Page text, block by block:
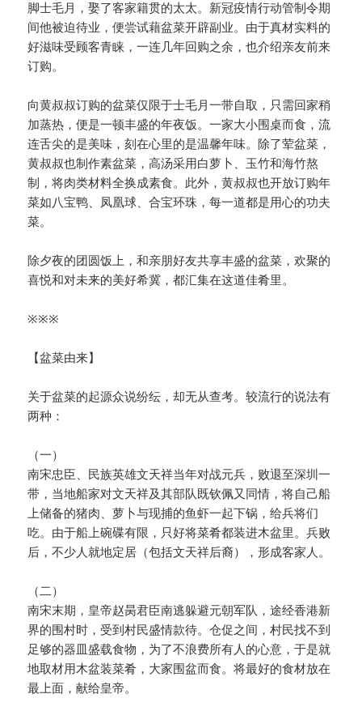
脚士毛月，娶了客家籍贯的太太。新冠疫情行动管制令期
间他被迫待业，便尝试藉盆菜开辟副业。由于真材实料的
好滋味受顾客青睐，一连几年回购之余，也介绍亲友前来
订购。
向黄叔叔订购的盆菜仅限于士毛月一带自取，只需回家稍
加蒸热，便是一顿丰盛的年夜饭。一家大小围桌而食，流
连舌尖的是美味，刻在心里的是温馨年味。除了荤盆菜，
黄叔叔也制作素盆菜，高汤采用白萝卜、玉竹和海竹熬
制，将肉类材料全换成素食。此外，黄叔叔也开放订购年
菜如八宝鸭、凤凰球、合宝环珠，每一道都是用心的功夫
菜。
除夕夜的团圆饭上，和亲朋好友共享丰盛的盆菜，欢聚的
喜悦和对未来的美好希冀，都汇集在这道佳肴里。
※※※
【盆菜由来】
关于盆菜的起源众说纷纭，却无从查考。较流行的说法有
两种：
（一）
南宋忠臣、民族英雄文天祥当年对战元兵，败退至深圳一
带，当地船家对文天祥及其部队既钦佩又同情，将自己船
上储备的猪肉、萝卜与现捕的鱼虾一起下锅，给兵将们
吃。由于船上碗碟有限，只好将菜肴都装进木盆里。兵败
后，不少人就地定居（包括文天祥后裔），形成客家人。
（二）
南宋末期，皇帝赵昺君臣南逃躲避元朝军队，途经香港新
界的围村时，受到村民盛情款待。仓促之间，村民找不到
足够的器皿盛载食物，为了不浪费所有人的心意，于是就
地取材用木盆装菜肴，大家围盆而食。将最好的食材放在
最上面，献给皇帝。